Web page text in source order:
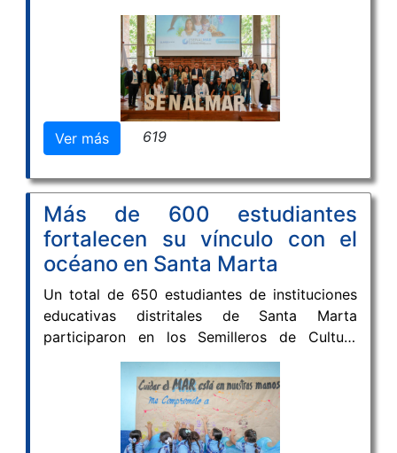
Andréis’, INVEMAR, cerró su participación en
la edición XXI del Seminario Nacional de
Ciencias y Tecnologías del Mar – SENALMAR,
realizado del 5 al 8 de mayo en la Universidad
de Medellín.
Ver más 619
Más de 600 estudiantes
fortalecen su vínculo con el
océano en Santa Marta
Un total de 650 estudiantes de instituciones
educativas distritales de Santa Marta
participaron en los Semilleros de Cultura
Oceánica, una estrategia pedagógica
orientada a acercar el conocimiento del
océano a niños, niñas y adolescentes
mediante experiencias interactivas y
participativas en el aula.